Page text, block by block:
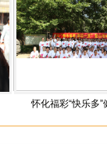
怀化福彩“快乐多”健康消